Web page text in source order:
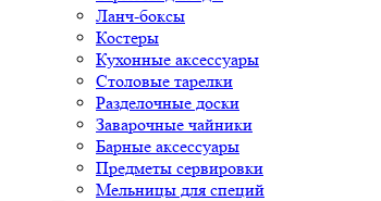
Ланч-боксы
Костеры
Кухонные аксессуары
Столовые тарелки
Разделочные доски
Заварочные чайники
Барные аксессуары
Предметы сервировки
Мельницы для специй